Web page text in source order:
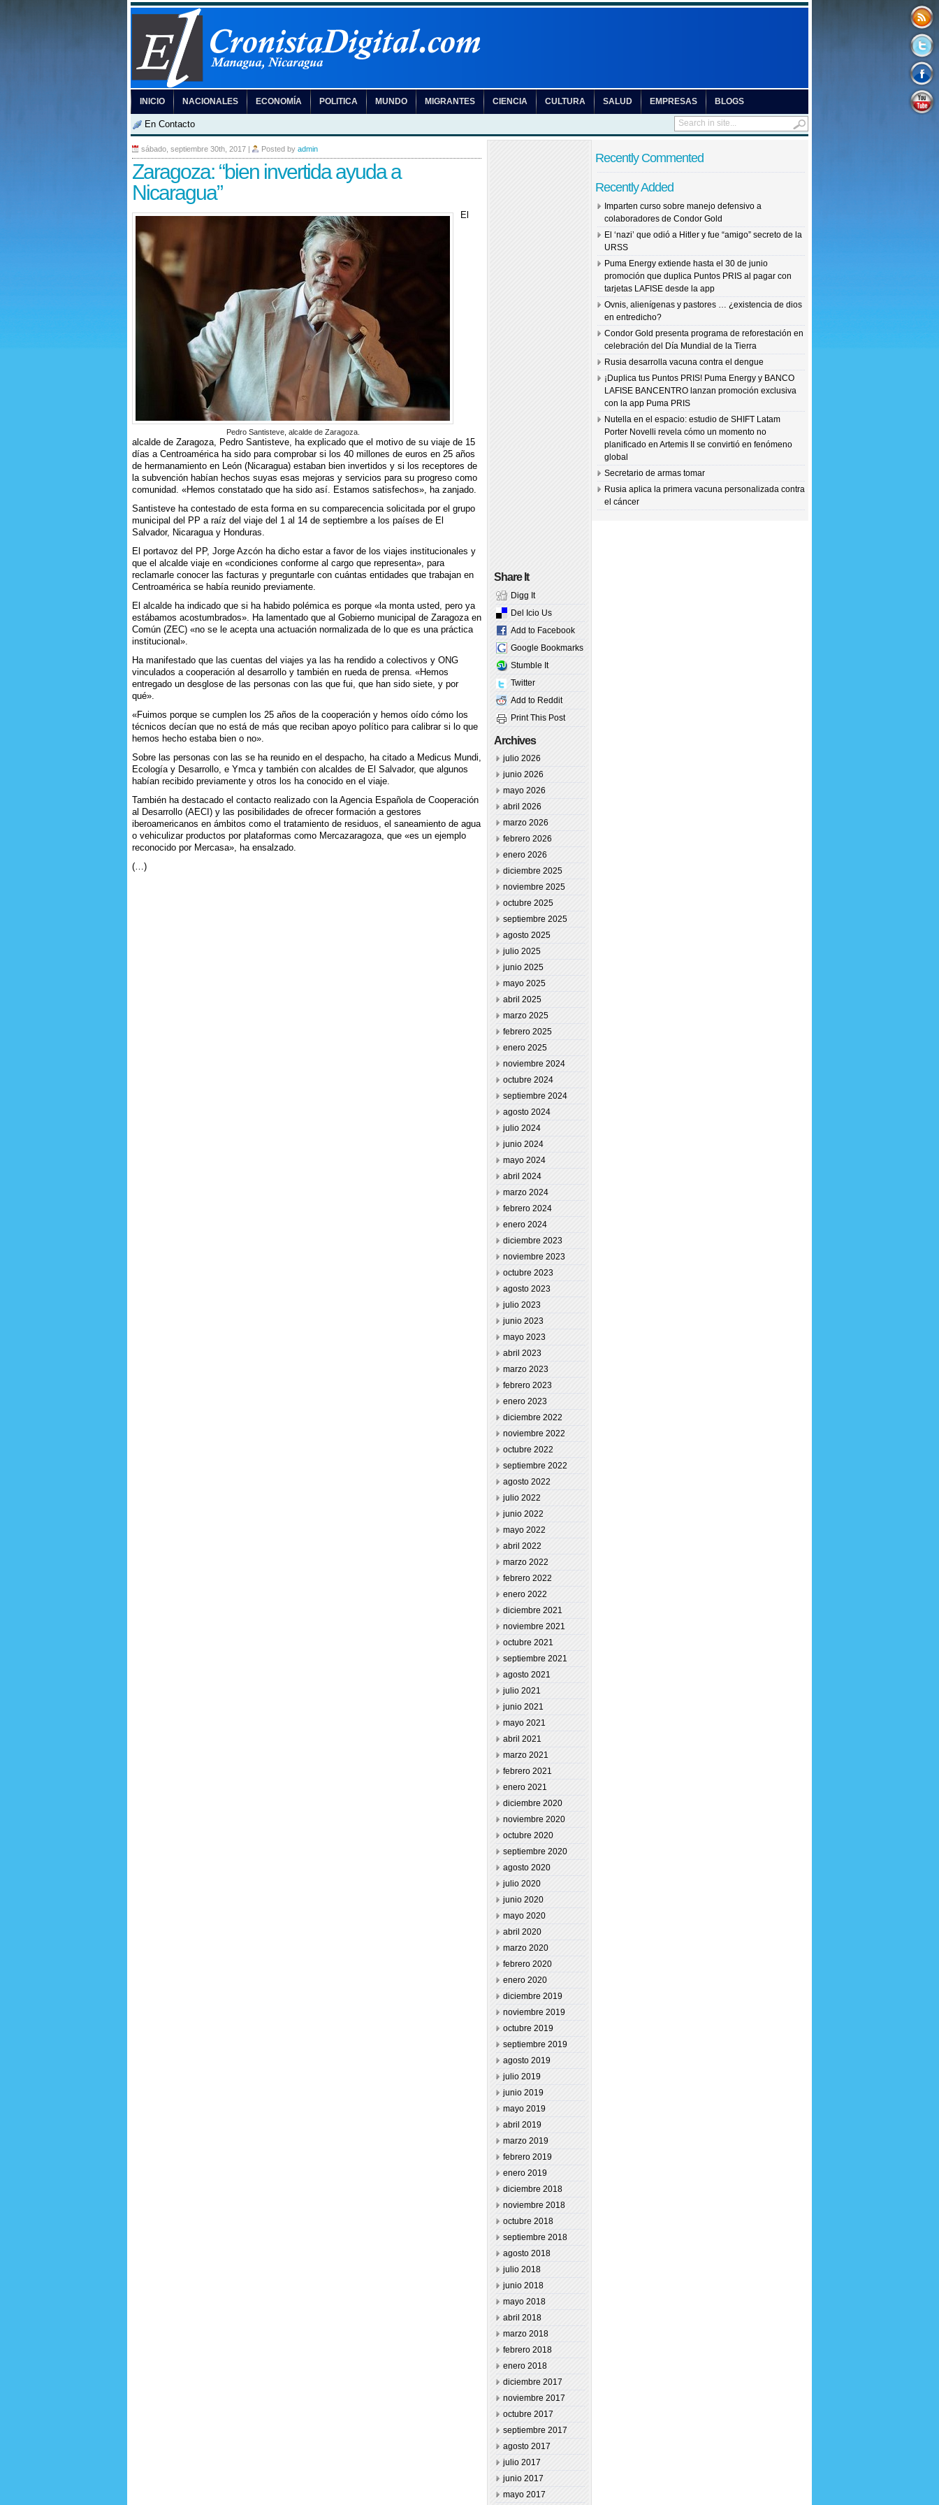
INICIO NACIONALES ECONOMÍA POLITICA MUNDO MIGRANTES CIENCIA CULTURA SALUD EMPRESAS BLOGS
En Contacto
sábado, septiembre 30th, 2017 | Posted by admin
Zaragoza: “bien invertida ayuda a
Nicaragua”
Pedro Santisteve, alcalde de Zaragoza.
El
alcalde de Zaragoza, Pedro Santisteve, ha explicado que el motivo de su viaje de 15
días a Centroamérica ha sido para comprobar si los 40 millones de euros en 25 años
de hermanamiento en León (Nicaragua) estaban bien invertidos y si los receptores de
la subvención habían hechos suyas esas mejoras y servicios para su progreso como
comunidad. «Hemos constatado que ha sido así. Estamos satisfechos», ha zanjado.
Santisteve ha contestado de esta forma en su comparecencia solicitada por el grupo
municipal del PP a raíz del viaje del 1 al 14 de septiembre a los países de El
Salvador, Nicaragua y Honduras.
El portavoz del PP, Jorge Azcón ha dicho estar a favor de los viajes institucionales y
que el alcalde viaje en «condiciones conforme al cargo que representa», para
reclamarle conocer las facturas y preguntarle con cuántas entidades que trabajan en
Centroamérica se había reunido previamente.
El alcalde ha indicado que si ha habido polémica es porque «la monta usted, pero ya
estábamos acostumbrados». Ha lamentado que al Gobierno municipal de Zaragoza en
Común (ZEC) «no se le acepta una actuación normalizada de lo que es una práctica
institucional».
Ha manifestado que las cuentas del viajes ya las ha rendido a colectivos y ONG
vinculados a cooperación al desarrollo y también en rueda de prensa. «Hemos
entregado un desglose de las personas con las que fui, que han sido siete, y por
qué».
«Fuimos porque se cumplen los 25 años de la cooperación y hemos oído cómo los
técnicos decían que no está de más que reciban apoyo político para calibrar si lo que
hemos hecho estaba bien o no».
Sobre las personas con las se ha reunido en el despacho, ha citado a Medicus Mundi,
Ecología y Desarrollo, e Ymca y también con alcaldes de El Salvador, que algunos
habían recibido previamente y otros los ha conocido en el viaje.
También ha destacado el contacto realizado con la Agencia Española de Cooperación
al Desarrollo (AECI) y las posibilidades de ofrecer formación a gestores
iberoamericanos en ámbitos como el tratamiento de residuos, el saneamiento de agua
o vehiculizar productos por plataformas como Mercazaragoza, que «es un ejemplo
reconocido por Mercasa», ha ensalzado.
(…)
Share It
Digg It
Del Icio Us
Add to Facebook
Google Bookmarks
Stumble It
Twitter
Add to Reddit
Print This Post
Archives
julio 2026
junio 2026
mayo 2026
abril 2026
marzo 2026
febrero 2026
enero 2026
diciembre 2025
noviembre 2025
octubre 2025
septiembre 2025
agosto 2025
julio 2025
junio 2025
mayo 2025
abril 2025
marzo 2025
febrero 2025
enero 2025
noviembre 2024
octubre 2024
septiembre 2024
agosto 2024
julio 2024
junio 2024
mayo 2024
abril 2024
marzo 2024
febrero 2024
enero 2024
diciembre 2023
noviembre 2023
octubre 2023
agosto 2023
julio 2023
junio 2023
mayo 2023
abril 2023
marzo 2023
febrero 2023
enero 2023
diciembre 2022
noviembre 2022
octubre 2022
septiembre 2022
agosto 2022
julio 2022
junio 2022
mayo 2022
abril 2022
marzo 2022
febrero 2022
enero 2022
diciembre 2021
noviembre 2021
octubre 2021
septiembre 2021
agosto 2021
julio 2021
junio 2021
mayo 2021
abril 2021
marzo 2021
febrero 2021
enero 2021
diciembre 2020
noviembre 2020
octubre 2020
septiembre 2020
agosto 2020
julio 2020
junio 2020
mayo 2020
abril 2020
marzo 2020
febrero 2020
enero 2020
diciembre 2019
noviembre 2019
octubre 2019
septiembre 2019
agosto 2019
julio 2019
junio 2019
mayo 2019
abril 2019
marzo 2019
febrero 2019
enero 2019
diciembre 2018
noviembre 2018
octubre 2018
septiembre 2018
agosto 2018
julio 2018
junio 2018
mayo 2018
abril 2018
marzo 2018
febrero 2018
enero 2018
diciembre 2017
noviembre 2017
octubre 2017
septiembre 2017
agosto 2017
julio 2017
junio 2017
mayo 2017
Recently Commented
Recently Added
Imparten curso sobre manejo defensivo a
colaboradores de Condor Gold
El ‘nazi’ que odió a Hitler y fue “amigo” secreto de la
URSS
Puma Energy extiende hasta el 30 de junio
promoción que duplica Puntos PRIS al pagar con
tarjetas LAFISE desde la app
Ovnis, alienígenas y pastores … ¿existencia de dios
en entredicho?
Condor Gold presenta programa de reforestación en
celebración del Día Mundial de la Tierra
Rusia desarrolla vacuna contra el dengue
¡Duplica tus Puntos PRIS! Puma Energy y BANCO
LAFISE BANCENTRO lanzan promoción exclusiva
con la app Puma PRIS
Nutella en el espacio: estudio de SHIFT Latam
Porter Novelli revela cómo un momento no
planificado en Artemis II se convirtió en fenómeno
global
Secretario de armas tomar
Rusia aplica la primera vacuna personalizada contra
el cáncer